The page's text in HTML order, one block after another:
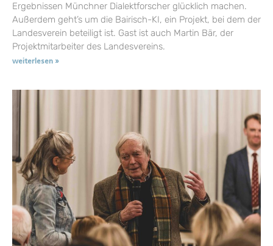
Ergebnissen Münchner Dialektforscher glücklich machen.
Außerdem geht’s um die Bairisch-KI, ein Projekt, bei dem der
Landesverein beteiligt ist. Gast ist auch Martin Bär, der
Projektmitarbeiter des Landesvereins.
weiterlesen »